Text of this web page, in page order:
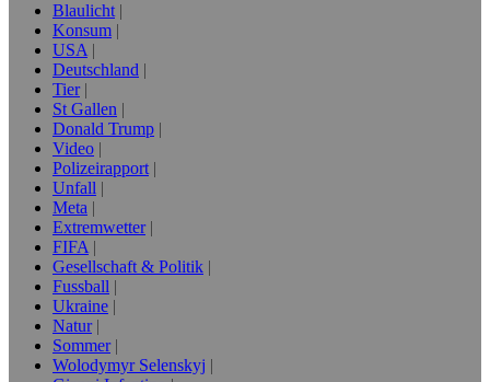
Blaulicht
Konsum
USA
Deutschland
Tier
St Gallen
Donald Trump
Video
Polizeirapport
Unfall
Meta
Extremwetter
FIFA
Gesellschaft & Politik
Fussball
Ukraine
Natur
Sommer
Wolodymyr Selenskyj